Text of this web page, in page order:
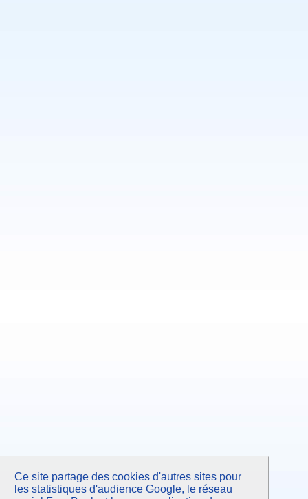
Ce site partage des cookies d'autres sites pour
les statistiques d'audience Google, le réseau